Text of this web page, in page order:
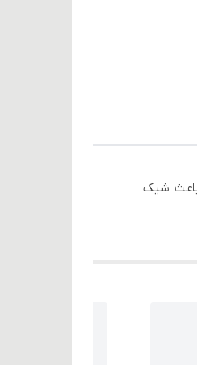
باعث شیک